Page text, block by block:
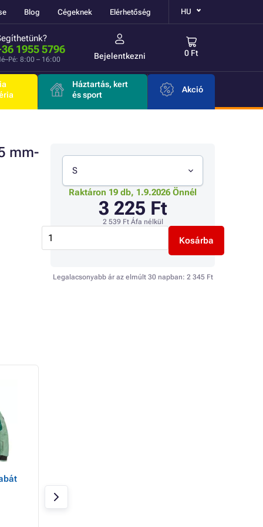
Blog Cégeknek Elérhetőség HU
1955 5796
8:00 – 16:00 Bejelentkezni 0 Ft
Háztartás, kert
és sport
Akció
mm-
S
Raktáron 19 db, 1.9.2026 Önnél
3 225 Ft
2 539 FtÁfa nélkül
Kosárba
Legalacsonyabb ár az elmúlt 30 napban: 2 345 Ft